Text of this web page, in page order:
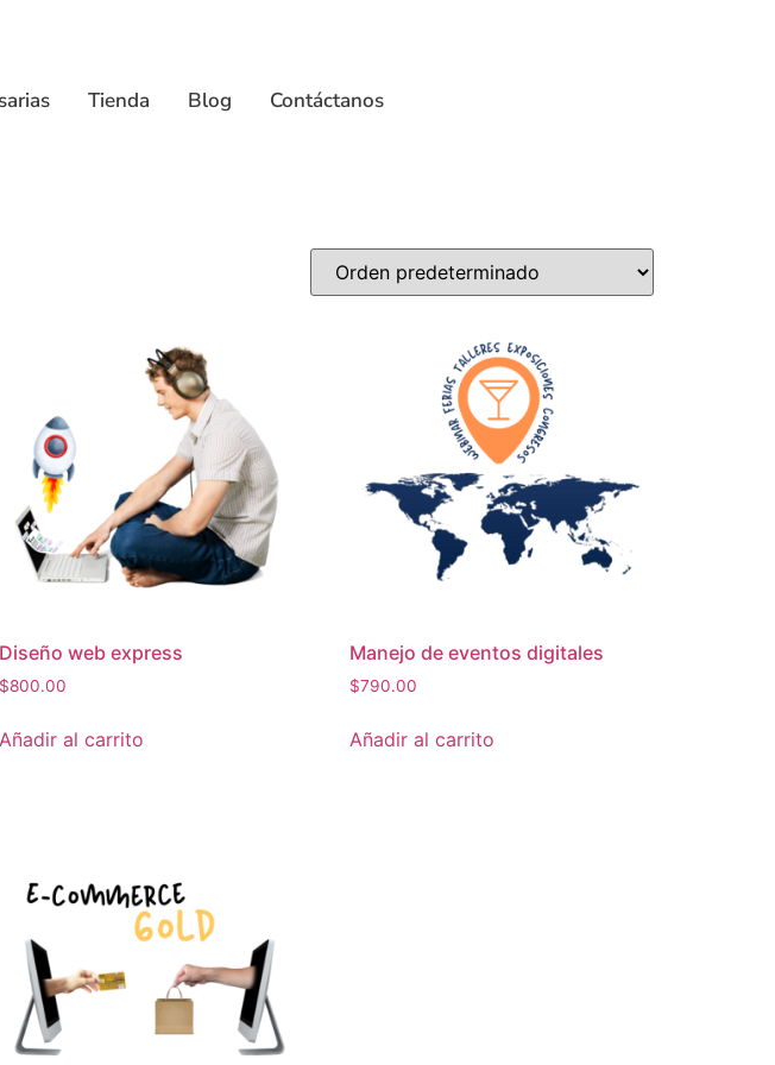
Tienda Blog Contáctanos
Diseño web express
$800.00
Añadir al carrito
Manejo de eventos digitales
$790.00
Añadir al carrito